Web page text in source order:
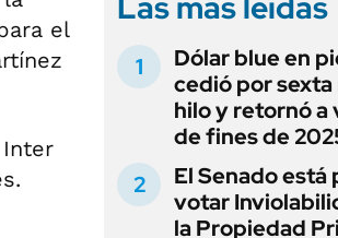
el
Dólar blue en
cedió por sexta
hilo y retornó a
de fines de
El Senado está
votar
la Propiedad